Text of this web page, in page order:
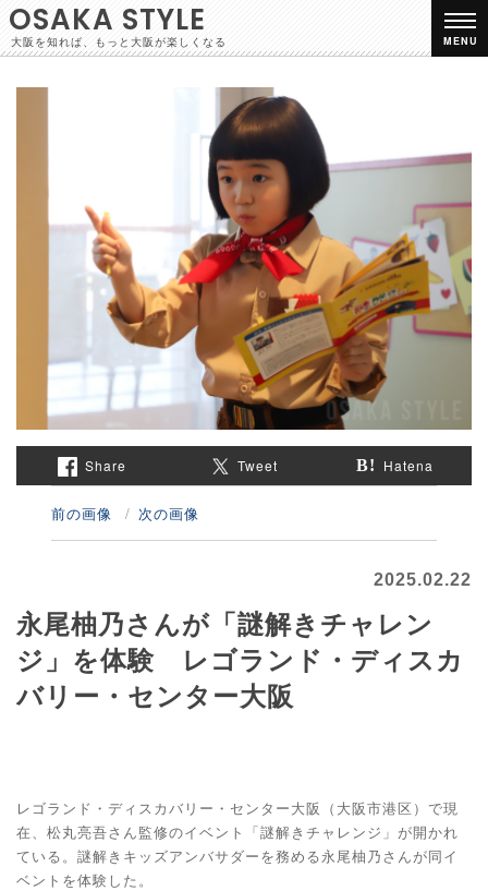
OSAKA STYLE
大阪を知れば、もっと大阪が楽しくなる MENU
Share Tweet Hatena
前の画像 次の画像
2025.02.22
永尾柚乃さんが「謎解きチャレン
ジ」を体験 レゴランド・ディスカ
バリー・センター大阪
レゴランド・ディスカバリー・センター大阪（大阪市港区）で現
在、松丸亮吾さん監修のイベント「謎解きチャレンジ」が開かれ
ている。謎解きキッズアンバサダーを務める永尾柚乃さんが同イ
ベントを体験した。